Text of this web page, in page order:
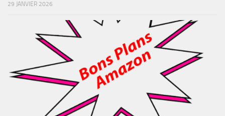
29 JANVIER 2026